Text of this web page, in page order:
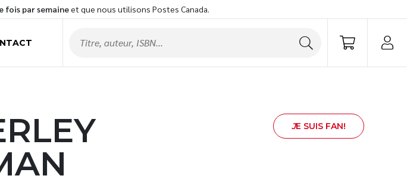
fois par semaineet que nous utilisons Postes Canada.
JE SUIS FAN!